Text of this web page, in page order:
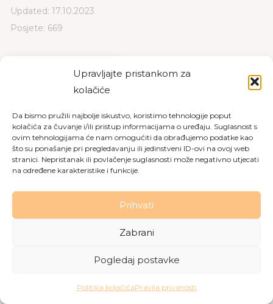
Upravljajte pristankom za
kolačiće
Da bismo pružili najbolje iskustvo, koristimo tehnologije poput
kolačića za čuvanje i/ili pristup informacijama o uređaju. Suglasnost s
ovim tehnologijama će nam omogućiti da obrađujemo podatke kao
što su ponašanje pri pregledavanju ili jedinstveni ID-ovi na ovoj web
stranici. Nepristanak ili povlačenje suglasnosti može negativno utjecati
na određene karakteristike i funkcije.
Prihvati
Zabrani
Pogledaj postavke
Politika kolačićaPravila privanosti
Updated: 17.10.2023
Posjete: 669
PREUZMI PREGLED
Copyright © 2026 Dom za starije osobe Labin| Pravila
privatnosti |Politika kolačića
Made with love by